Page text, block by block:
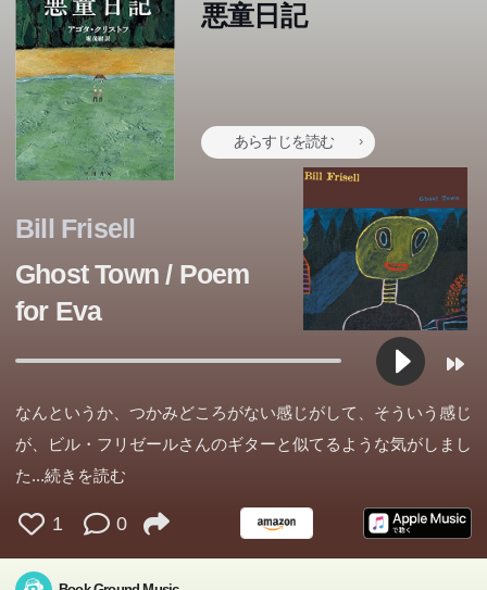
悪童日記
あらすじを読む
Bill Frisell
Ghost Town / Poem
for Eva
なんというか、つかみどころがない感じがして、そういう感じ
が、ビル・フリゼールさんのギターと似てるような気がしまし
た...続きを読む
1 0